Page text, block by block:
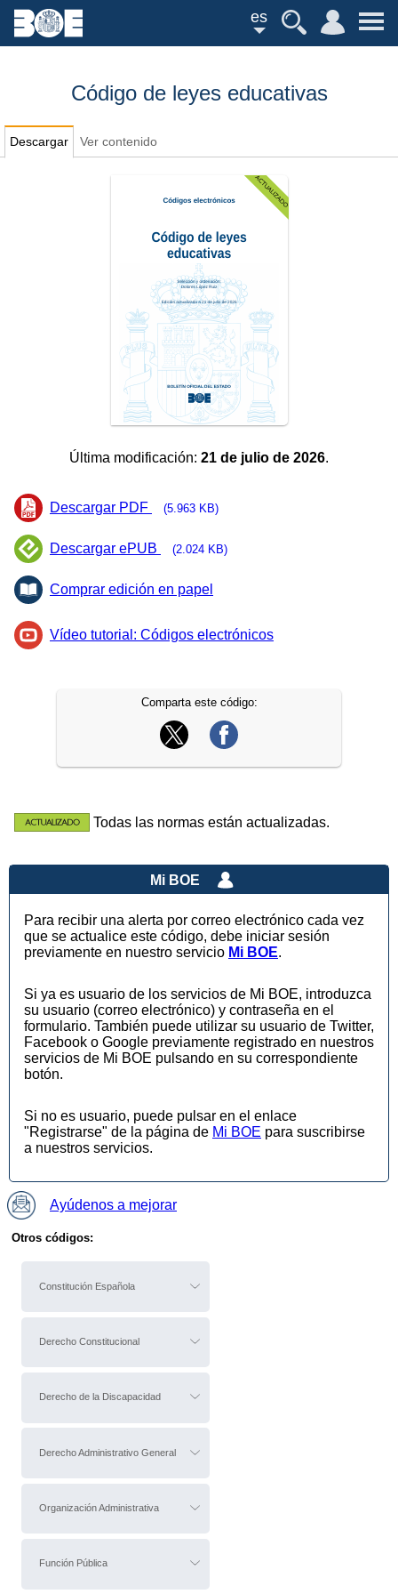
es
Otros códigos:
Constitución Española
Derecho Constitucional
Derecho de la Discapacidad
Derecho Administrativo General
Organización Administrativa
Función Pública
Código de leyes educativas
Descargar Ver contenido
Última modificación: 21 de julio de 2026.
Descargar PDF (5.963 KB)
Descargar ePUB (2.024 KB)
Comprar edición en papel
Vídeo tutorial: Códigos electrónicos
Comparta este código:
Todas las normas están actualizadas.
Mi BOE
Para recibir una alerta por correo electrónico cada vez
que se actualice este código, debe iniciar sesión
previamente en nuestro servicio Mi BOE.
Si ya es usuario de los servicios de Mi BOE, introduzca
su usuario (correo electrónico) y contraseña en el
formulario. También puede utilizar su usuario de Twitter,
Facebook o Google previamente registrado en nuestros
servicios de Mi BOE pulsando en su correspondiente
botón.
Si no es usuario, puede pulsar en el enlace
"Registrarse" de la página de Mi BOE para suscribirse
a nuestros servicios.
Ayúdenos a mejorar